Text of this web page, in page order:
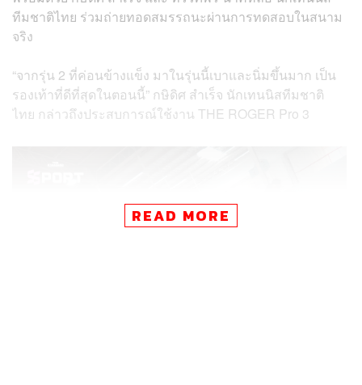
ทีมชาติไทย ร่วมถ่ายทอดสมรรถนะผ่านการทดสอบในสนาม
จริง
“จากรุ่น 2 ที่ค่อนข้างแข็ง มาในรุ่นนี้เบาและนิ่มขึ้นมาก เป็น
รองเท้าที่ดีที่สุดในตอนนี้” กษิดิศ สำเร็จ นักเทนนิสทีมชาติ
ไทย กล่าวถึงประสบการณ์ใช้งาน THE ROGER Pro 3
READ MORE